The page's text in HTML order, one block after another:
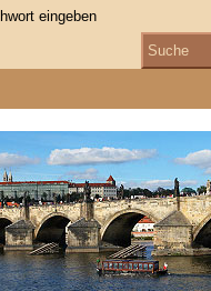
Suche